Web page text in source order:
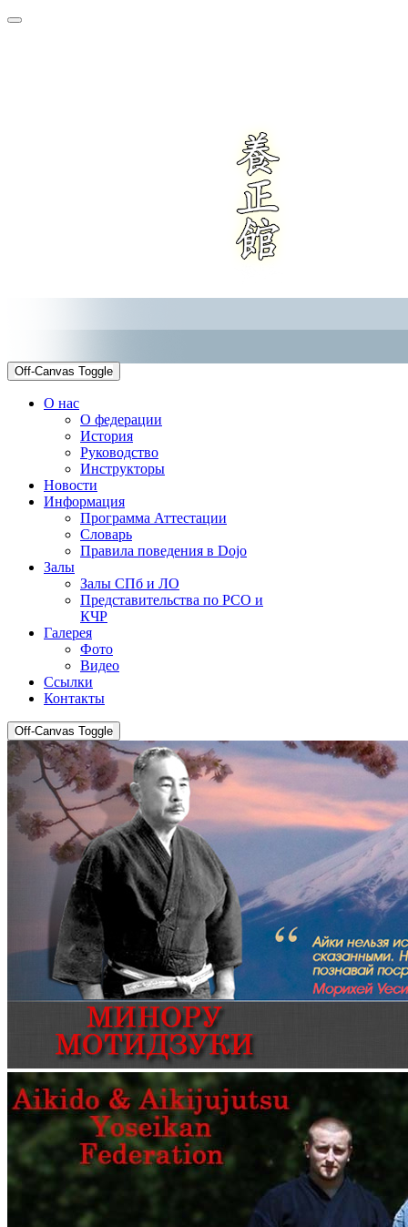
Off-Canvas Toggle
О нас
О федерации
История
Руководство
Инструкторы
Новости
Информация
Программа Аттестации
Словарь
Правила поведения в Dojo
Залы
Залы СПб и ЛО
Представительства по РСО и
КЧР
Галерея
Фото
Видео
Ссылки
Контакты
Off-Canvas Toggle